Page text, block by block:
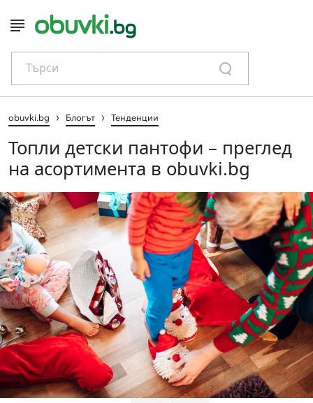
Търси
obuvki.bg › Блогът › Тенденции
Топли детски пантофи – преглед
на асортимента в obuvki.bg
Тенденции